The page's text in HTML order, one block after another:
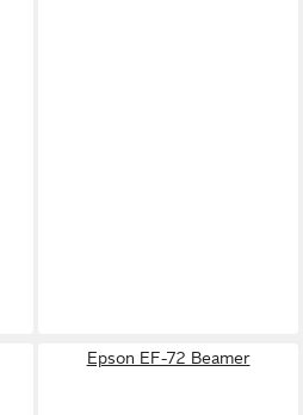
Epson EF-72 Beamer